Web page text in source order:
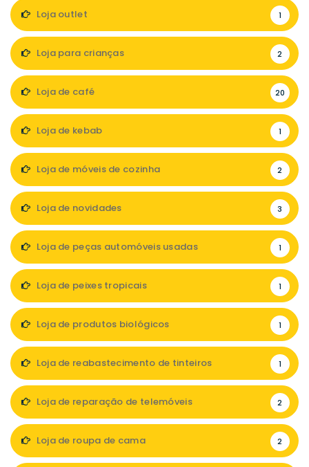
Loja outlet 1
Loja para crianças 2
Loja de café 20
Loja de kebab 1
Loja de móveis de cozinha 2
Loja de novidades 3
Loja de peças automóveis usadas 1
Loja de peixes tropicais 1
Loja de produtos biológicos 1
Loja de reabastecimento de tinteiros 1
Loja de reparação de telemóveis 2
Loja de roupa de cama 2